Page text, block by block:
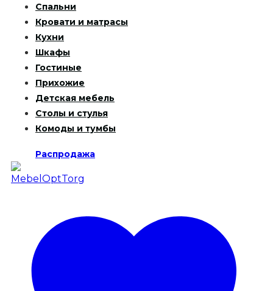
Спальни
Кровати и матрасы
Кухни
Шкафы
Гостиные
Прихожие
Детская мебель
Столы и стулья
Комоды и тумбы
Распродажа